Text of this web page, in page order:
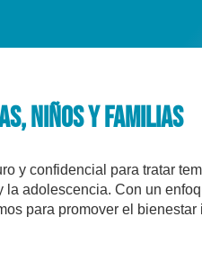
Niños y Familias
y confidencial para tratar
adolescencia. Con un
para promover el bienestar